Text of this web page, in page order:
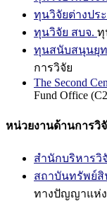
ทุนวิจัยต่างปร
ทุนวิจัย สบจ. ทุ
ทุนสนับสนุนยุท
การวิจัย
The Second
Fund Office
หน่วยงานด้านการวิ
สำนักบริหารวิ
สถาบันทรัพย์
ทางปัญญาแห่